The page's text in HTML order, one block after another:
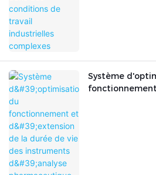
Système